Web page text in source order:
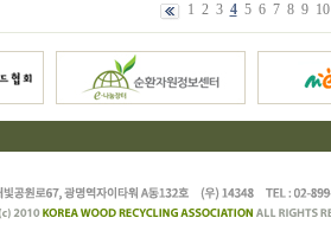
1 2 3 4 5 6 7 8 9 10